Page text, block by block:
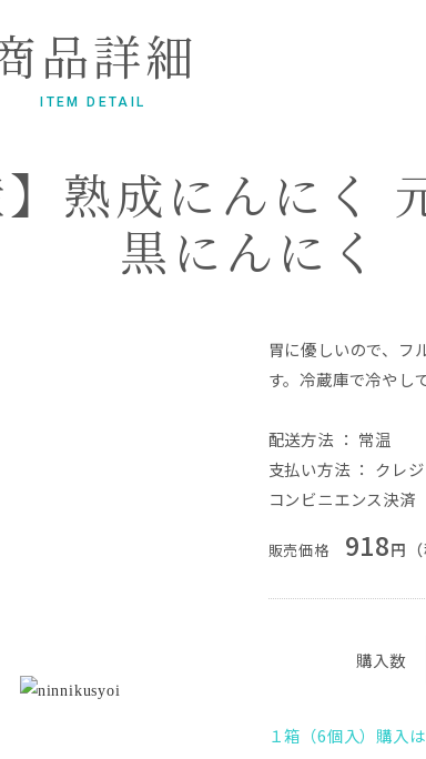
品詳細
ITEM DETAIL
】熟成にんにく
黒にんにく
胃に優しいので、フ
す。冷蔵庫で冷やし
配送方法 ： 常温
支払い方法 ： クレ
コンビニエンス決済
販売価格 918円（
購入数
１箱（6個入）購入